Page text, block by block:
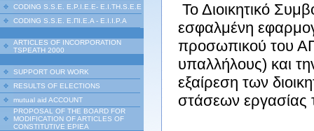
CODING S.S.E. E.P.I.E.E- E.I.TH.S.E.E
CODING S.S.E. Ε.ΠΙ.Ε.Α - Ε.Ι.Ι.P.A
ARTICLES OF INCORPORATION
TSPEATH 2000
SUPPORT OUR WORK
RESULTS OF ELECTIONS
mutual aid ACCOUNT
PROPOSAL OF THE BOARD FOR
MODIFICATION OF ARTICLES OF
CONSTITUTIVE EPIEA
Το Διοικητικό
εσφαλμένη
προσωπικού του
υπαλλήλους) και
εξαίρεση των
στάσεων